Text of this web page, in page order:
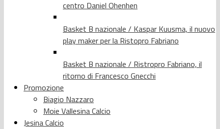
centro Daniel Ohenhen
Basket B nazionale / Kaspar Kuusma, il nuovo
play maker per la Ristopro Fabriano
Basket B nazionale / Ristropro Fabriano, il
ritorno di Francesco Gnecchi
Promozione
Biagio Nazzaro
Moie Vallesina Calcio
Jesina Calcio